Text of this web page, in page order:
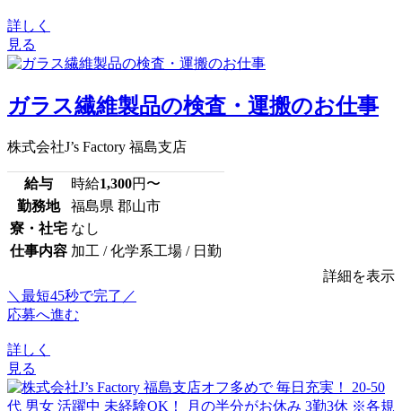
詳しく
見る
ガラス繊維製品の検査・運搬のお仕事
株式会社J’s Factory 福島支店
給与 時給1,300円〜
勤務地
福島県 郡山市
寮・社宅 なし
仕事内容 加工 / 化学系工場 / 日勤
詳細を表示
＼最短45秒で完了／
応募へ進む
詳しく
見る